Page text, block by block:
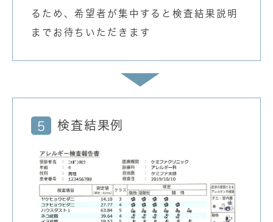
るため、希望者が集中すると検査結果説明
までお待ちいただきます
5 検査結果例